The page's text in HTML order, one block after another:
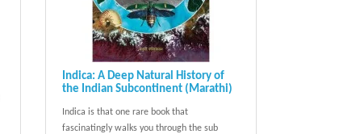
Indica: A Deep Natural History of
the Indian Subcontinent (Marathi)
Indica is that one rare book that
fascinatingly walks you through the sub